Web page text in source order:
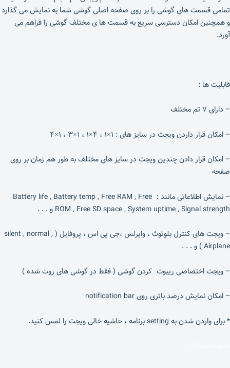
تمامی قسمت های گوشی را بر روی صفحه اصلی گوشی شما به نمایش می گذارد
و همچنین امکان دسترسی سریع به قسمت ها ی مختلف گوشی را فراهم می
آورد.
قابلیت ها :
– دارای ۷ تم مختلف
– امکان قرار داردن ویجت در سایز های : ۱×۱ ، ۴×۱ ، ۱×۳ ، ۱×۴
– امکان قرار دادن چندین ویجت در سایز های مختلف به طور هم زمان بر روی
صفحه
– نمایش اطلاعاتی مانند : Battery life , Battery temp , Free RAM , Free
ROM , Free SD space , System uptime , Signal strength و . . .
– ویجت های کنترل بلوتوث ، وایرلس ،جی پی اس ، پروفایل ( silent , normal ,
Airplane ) و . . .
– ویجت اختصاصی ریبوت کردن گوشی ( فقط در گوشی های روت شده )
– امکان نمایش درصد باتری روی notification bar
* برای واردن شدن به setting برنامه ، حاشیه خالی ویجت را لمس کنید.